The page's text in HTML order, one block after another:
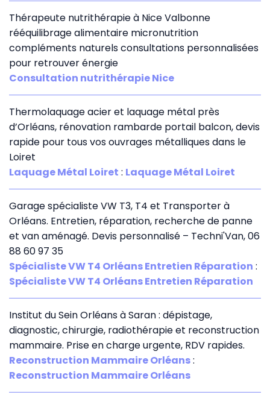
Thérapeute nutrithérapie à Nice Valbonne
rééquilibrage alimentaire micronutrition
compléments naturels consultations personnalisées
pour retrouver énergie
Consultation nutrithérapie Nice
Thermolaquage acier et laquage métal près
d’Orléans, rénovation rambarde portail balcon, devis
rapide pour tous vos ouvrages métalliques dans le
Loiret
Laquage Métal Loiret : Laquage Métal Loiret
Garage spécialiste VW T3, T4 et Transporter à
Orléans. Entretien, réparation, recherche de panne
et van aménagé. Devis personnalisé – Techni'Van, 06
88 60 97 35
Spécialiste VW T4 Orléans Entretien Réparation :
Spécialiste VW T4 Orléans Entretien Réparation
Institut du Sein Orléans à Saran : dépistage,
diagnostic, chirurgie, radiothérapie et reconstruction
mammaire. Prise en charge urgente, RDV rapides.
Reconstruction Mammaire Orléans:
Reconstruction Mammaire Orléans